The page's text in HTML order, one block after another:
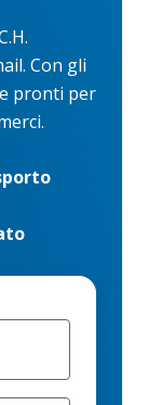
Con gli
pronti per